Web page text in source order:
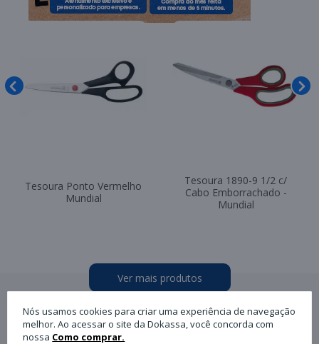
Tesoura Ponto Vermelho
Mundial
Tesoura 1890-9 1/2 c/
Cabo Emborrachado -
Mundial
Ver mais produtos
Ver mais produtos
Nós usamos cookies para criar uma experiência de navegação
melhor. Ao acessar o site da Dokassa, você concorda com
nossa Como comprar.